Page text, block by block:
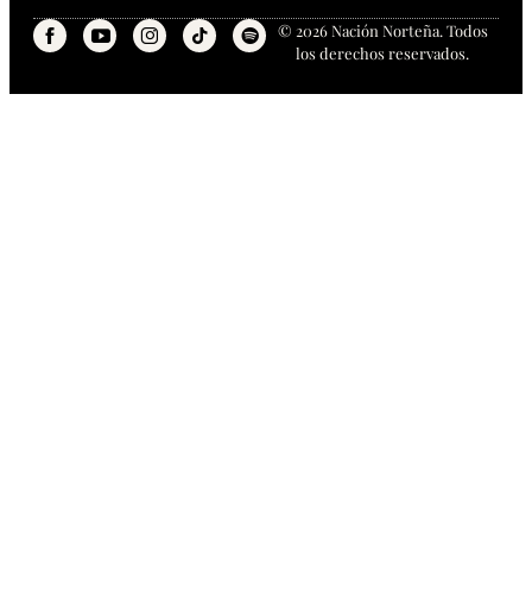
© 2026 Nación Norteña. Todos
los derechos reservados.